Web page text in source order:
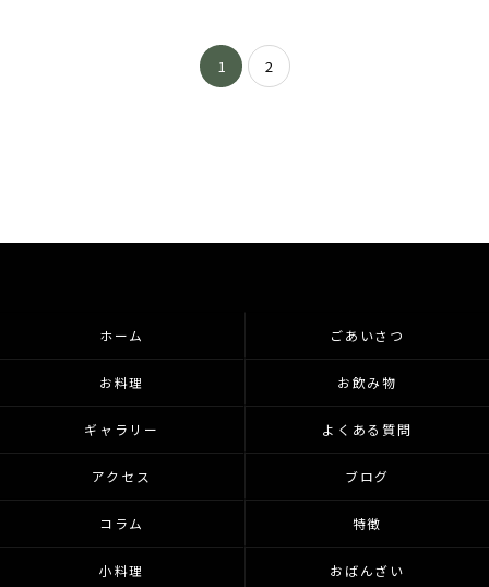
1 2
ホーム ごあいさつ
お料理 お飲み物
ギャラリー よくある質問
アクセス ブログ
コラム 特徴
小料理 おばんざい